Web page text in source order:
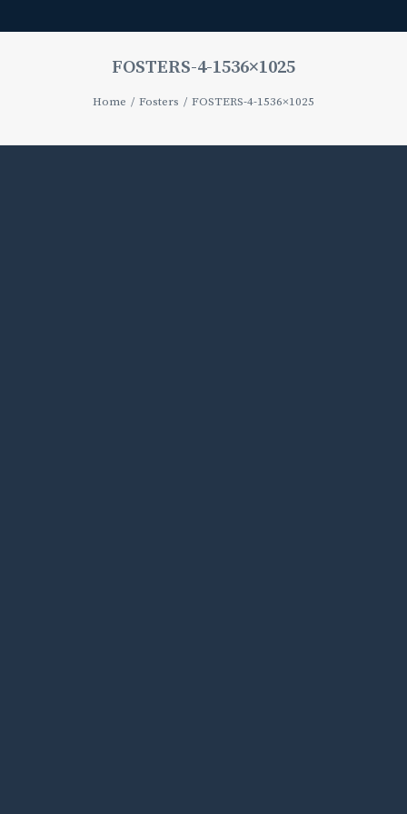
FOSTERS-4-1536×1025
Home Fosters FOSTERS-4-1536×1025